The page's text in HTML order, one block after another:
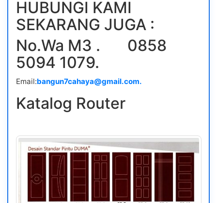
HUBUNGI KAMI
SEKARANG JUGA :
No.Wa M3 . 0858
5094 1079.
Email:bangun7cahaya@gmail.com.
Katalog Router